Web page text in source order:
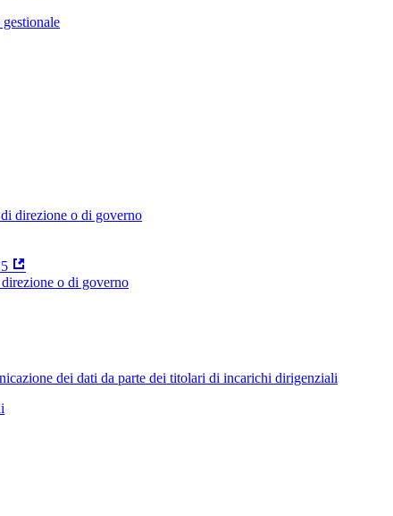
direzione o di governo
o di governo
dei dati da parte dei titolari di incarichi dirigenziali